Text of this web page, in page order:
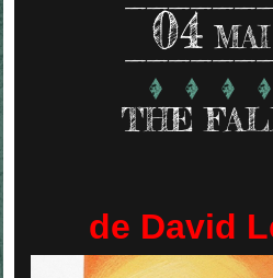
04
THE
de David